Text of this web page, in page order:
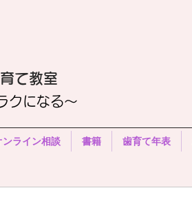
て教室
クになる〜
ンライン相談 書籍 歯育て年表